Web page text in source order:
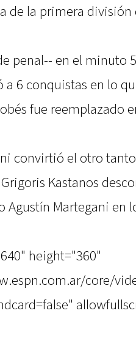
de la primera
penal-- en el minuto
a 6 conquistas en lo
fue reemplazado
convirtió el otro
Kastanos
Agustín Martegani en
height="360"
core/